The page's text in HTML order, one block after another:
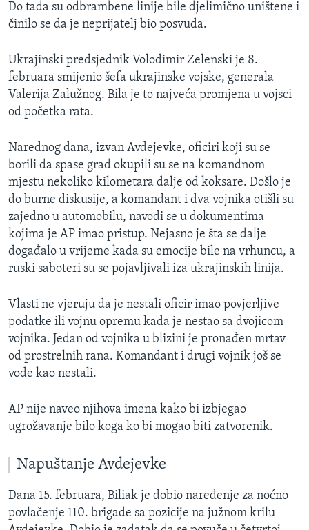
Do tada su odbrambene linije bile djelimično uništene i
činilo se da je neprijatelj bio posvuda.
Ukrajinski predsjednik Volodimir Zelenski je 8.
februara smijenio šefa ukrajinske vojske, generala
Valerija Zalužnog. Bila je to najveća promjena u vojsci
od početka rata.
Narednog dana, izvan Avdejevke, oficiri koji su se
borili da spase grad okupili su se na komandnom
mjestu nekoliko kilometara dalje od koksare. Došlo je
do burne diskusije, a komandant i dva vojnika otišli su
zajedno u automobilu, navodi se u dokumentima
kojima je AP imao pristup. Nejasno je šta se dalje
događalo u vrijeme kada su emocije bile na vrhuncu, a
ruski saboteri su se pojavljivali iza ukrajinskih linija.
Vlasti ne vjeruju da je nestali oficir imao povjerljive
podatke ili vojnu opremu kada je nestao sa dvojicom
vojnika. Jedan od vojnika u blizini je pronađen mrtav
od prostrelnih rana. Komandant i drugi vojnik još se
vode kao nestali.
AP nije naveo njihova imena kako bi izbjegao
ugrožavanje bilo koga ko bi mogao biti zatvorenik.
Napuštanje Avdejevke
Dana 15. februara, Biliak je dobio naređenje za noćno
povlačenje 110. brigade sa pozicije na južnom krilu